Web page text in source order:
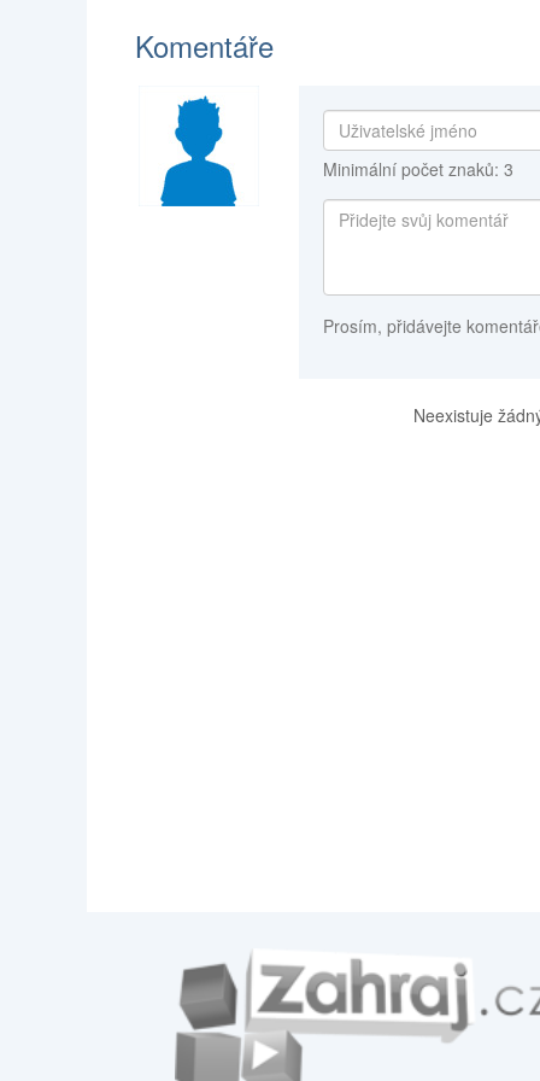
Komentáře
Minimální počet znaků: 3
Prosím, přidávejte
Neexistuje